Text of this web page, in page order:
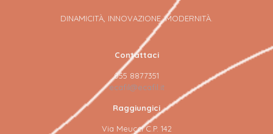
DINAMICITÀ, INNOVAZIONE, MODERNITÀ.
Contattaci
055 8877351
ecafil@ecafil.it
Raggiungici
Via Meucci C.P. 142